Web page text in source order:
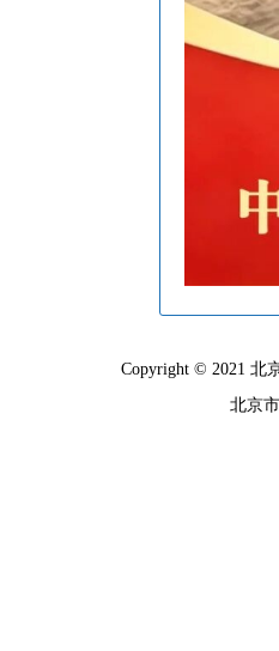
Copyright © 2021
北京